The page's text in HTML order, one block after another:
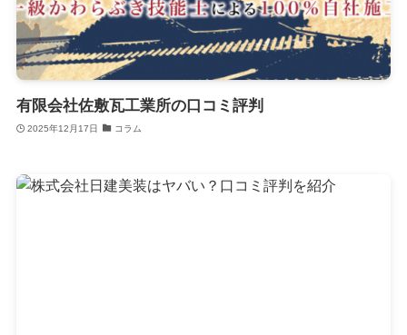
有限会社佐敷瓦工業所の口コミ評判
2025年12月17日 コラム